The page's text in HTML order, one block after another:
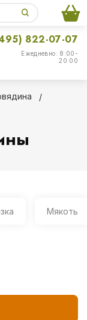
Ежедневно: 8:00-
20:00
822-07-07
Мякоть